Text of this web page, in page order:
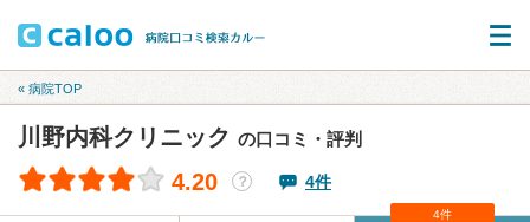
« 病院TOP
川野内科クリニック の口コミ・評判
4.20 ？ 4件
4件